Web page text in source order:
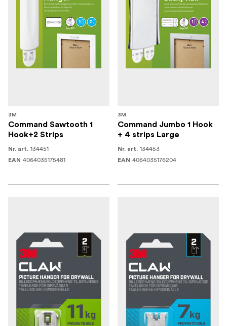
3M
Command Sawtooth 1
Hook+2 Strips
Nr. art. 134451
EAN 4064035175481
3M
Command Jumbo 1 Hook
+ 4 strips Large
Nr. art. 134453
EAN 4064035176204